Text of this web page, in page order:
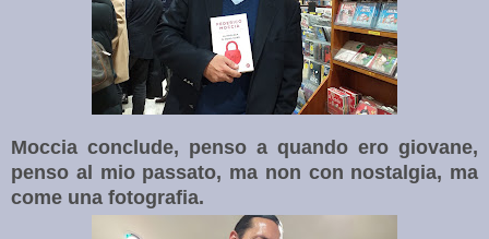
Moccia conclude, penso a quando ero giovane,
penso al mio passato, ma non con nostalgia, ma
come una fotografia.